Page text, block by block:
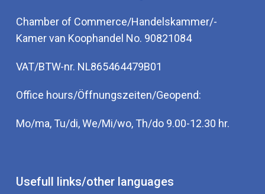
Chamber of Commerce/Handelskammer/-
Kamer van Koophandel No. 90821084
VAT/BTW-nr. NL865464479B01
Office hours/Öffnungszeiten/Geopend:
Mo/ma, Tu/di, We/Mi/wo, Th/do 9.00-12.30 hr.
Usefull links/other languages